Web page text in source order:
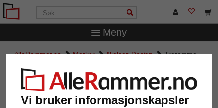
Vi bruker informasjonskapsler
Meny
AlleRammer.no Merker Nielsen Design
Treramme
Treramme spesialtilpasset, Matrix
B&W 20x34